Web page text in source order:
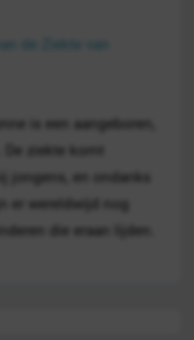
de Ziekte van
is een aangeboren,
ziekte komt
jongens, en ondanks
er wereldwijd nog
die eraan lijden.